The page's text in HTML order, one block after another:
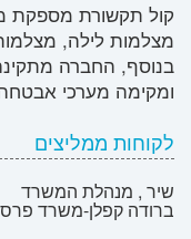
קול תקשורת מספקת
מצלמות לילה,
בנוסף, החברה
ומקימה מערכי
לקוחות ממליצים
שיר , מנהלת המשרד
ברודה קפלן-משרד